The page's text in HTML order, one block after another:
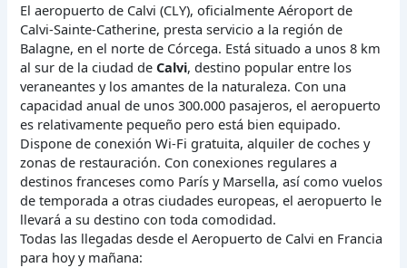
El aeropuerto de Calvi (CLY), oficialmente Aéroport de
Calvi-Sainte-Catherine, presta servicio a la región de
Balagne, en el norte de Córcega. Está situado a unos 8 km
al sur de la ciudad deCalvi, destino popular entre los
veraneantes y los amantes de la naturaleza. Con una
capacidad anual de unos 300.000 pasajeros, el aeropuerto
es relativamente pequeño pero está bien equipado.
Dispone de conexión Wi-Fi gratuita, alquiler de coches y
zonas de restauración. Con conexiones regulares a
destinos franceses como París y Marsella, así como vuelos
de temporada a otras ciudades europeas, el aeropuerto le
llevará a su destino con toda comodidad.
Todas las llegadas desde el Aeropuerto de Calvi en Francia
para hoy y mañana: